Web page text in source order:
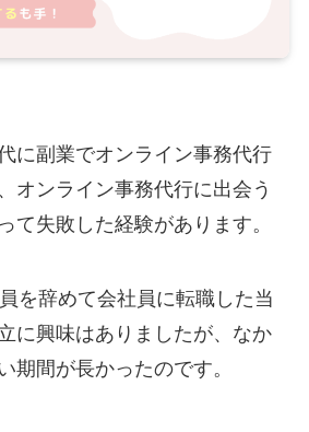
に副業でオンライン事務代行
オンライン事務代行に出会う
て失敗した経験があります。
を辞めて会社員に転職した当
に興味はありましたが、なか
期間が長かったのです。